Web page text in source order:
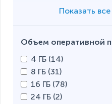
Объем оперативной
4 ГБ (14)
8 ГБ (31)
16 ГБ (78)
24 ГБ (2)